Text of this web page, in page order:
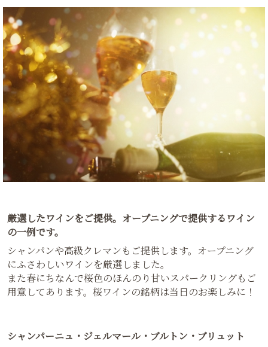
厳選したワインをご提供。オープニングで提供するワイン
の一例です。
シャンパンや高級クレマンもご提供します。オープニング
にふさわしいワインを厳選しました。
また春にちなんで桜色のほんのり甘いスパークリングもご
用意してあります。桜ワインの銘柄は当日のお楽しみに！
シャンパーニュ・ジェルマール・ブルトン・ブリュット